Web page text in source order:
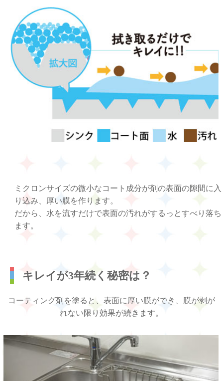
ミクロンサイズの微小なコート成分が剤の表面の隙間に入
り込み、厚い膜を作ります。
だから、水を流すだけで表面の汚れがするっとすべり落ち
ます。
キレイが3年続く秘密は？
コーティング剤を塗ると、表面に厚い膜ができ、膜が剥が
れない限り効果が続きます。